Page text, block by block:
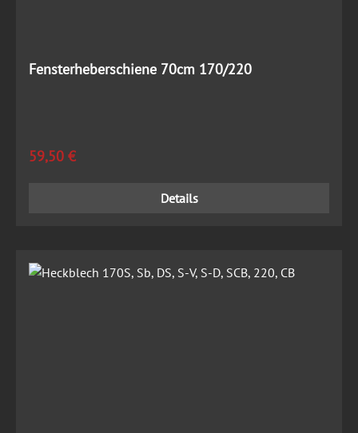
Fensterheberschiene 70cm 170/220
Regulärer Preis:
59,50 €
Details